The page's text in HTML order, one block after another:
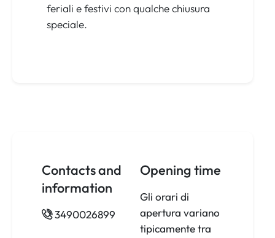
feriali e festivi con qualche chiusura
speciale.
Contacts and
information
3490026899
Opening time
Gli orari di
apertura variano
tipicamente tra